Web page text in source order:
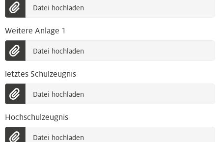
Datei hochladen
Weitere Anlage 1
Datei hochladen
letztes Schulzeugnis
Datei hochladen
Hochschulzeugnis
Datei hochladen